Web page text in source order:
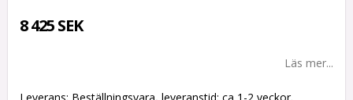
8 425 SEK
Läs mer...